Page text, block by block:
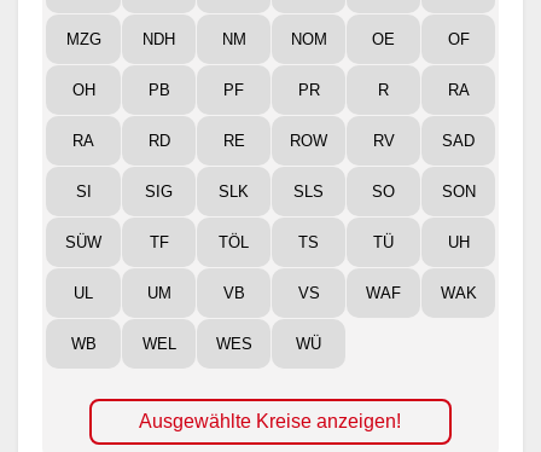
MZG NDH NM NOM OE OF
OH PB PF PR R RA
RA RD RE ROW RV SAD
SI SIG SLK SLS SO SON
SÜW TF TÖL TS TÜ UH
UL UM VB VS WAF WAK
WB WEL WES WÜ
Ausgewählte Kreise anzeigen!